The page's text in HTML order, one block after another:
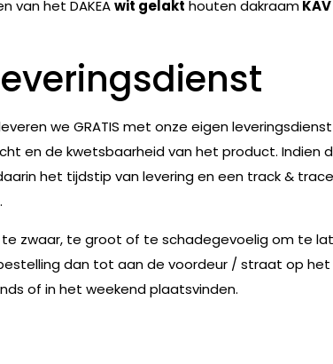
van het DAKEAwit gelakt houten dakraam
we GRATIS met onze eigen
en de kwetsbaarheid van het product. Indien
het tijdstip van levering en een track &
te zwaar, te groot of te schadegevoelig om te
dan tot aan de voordeur / straat op
of in het weekend plaatsvinden.